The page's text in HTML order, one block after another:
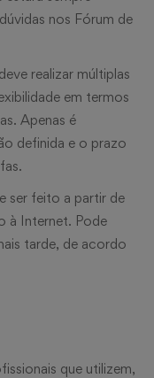
nos Fórum de
realizar múltiplas
em termos
Apenas é
definida e o prazo
ser feito a partir de
à Internet. Pode
tarde, de acordo
que utilizem,